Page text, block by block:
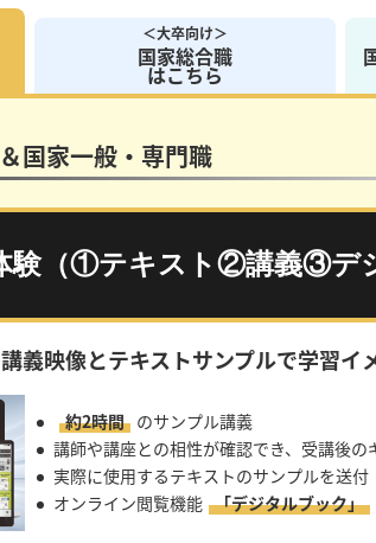
＜大卒向け＞
国家総合職
はこちら
国家一般・専門職
験（①テキスト②講義③デ
義映像とテキストサンプルで学習イ
約2時間 のサンプル講義
講師や講座との相性が確認でき、受講後の
実際に使用するテキストのサンプルを送付
オンライン閲覧機能 「デジタルブック」